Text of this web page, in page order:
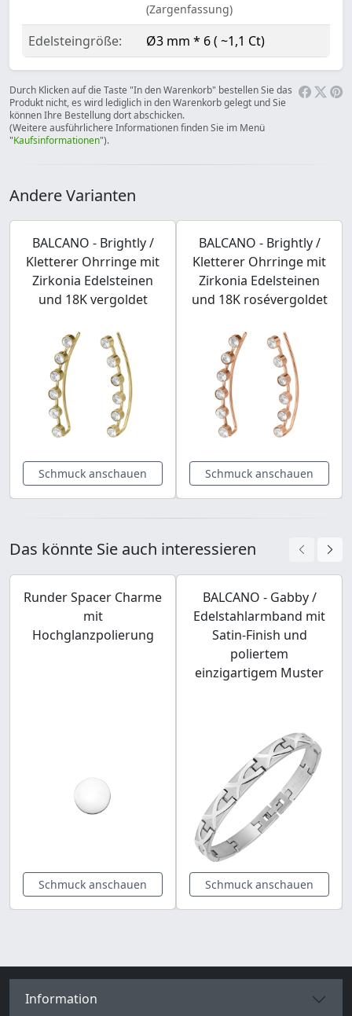
(Zargenfassung)
Edelsteingröße: Ø3 mm * 6 ( ~1,1 Ct)
Durch Klicken auf die Taste "In den Warenkorb" bestellen Sie das
Produkt nicht, es wird lediglich in den Warenkorb gelegt und Sie
können Ihre Bestellung dort abschicken.
(Weitere ausführlichere Informationen finden Sie im Menü
"Kaufsinformationen").
Andere Varianten
BALCANO - Brightly /
Kletterer Ohrringe mit
Zirkonia Edelsteinen
und 18K vergoldet
Schmuck anschauen
BALCANO - Brightly /
Kletterer Ohrringe mit
Zirkonia Edelsteinen
und 18K rosévergoldet
Schmuck anschauen
Das könnte Sie auch interessieren
Runder Spacer Charme
mit
Hochglanzpolierung
Schmuck anschauen
BALCANO - Gabby /
Edelstahlarmband mit
Satin-Finish und
poliertem
einzigartigem Muster
Schmuck anschauen
Information